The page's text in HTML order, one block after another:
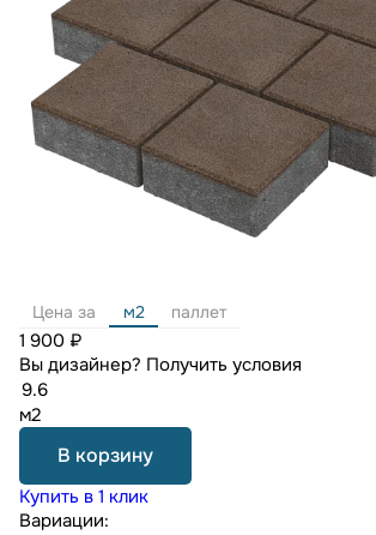
Цена за м2 паллет
1 900 ₽
Вы дизайнер? Получить условия
м2
В корзину
Купить в 1 клик
Вариации: